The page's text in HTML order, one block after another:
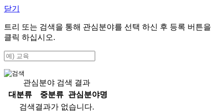
닫기
트리 또는 검색을 통해 관심분야를 선택 하신 후 등록 버튼을
클릭 하십시오.
관심분야 검색 결과
대분류
중분류
관심분야명
검색결과가 없습니다.